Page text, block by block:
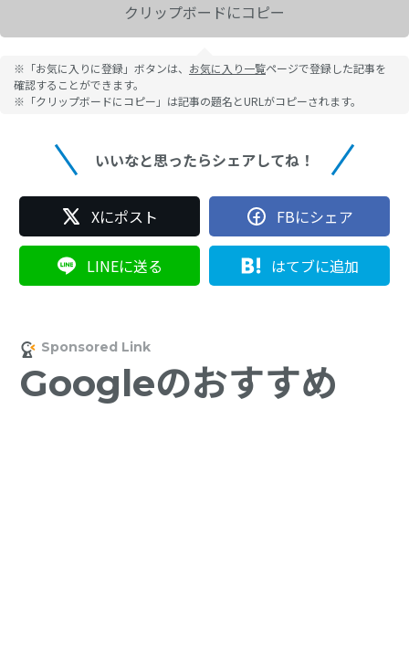
クリップボードにコピー
※「お気に入りに登録」ボタンは、 お気に入り一覧ページで登録した記事を
確認することができます。
※「クリップボードにコピー」は記事の題名とURLがコピーされます。
いいなと思ったらシェアしてね！
Xにポスト FBにシェア
LINEに送る はてブに追加
Googleのおすすめ